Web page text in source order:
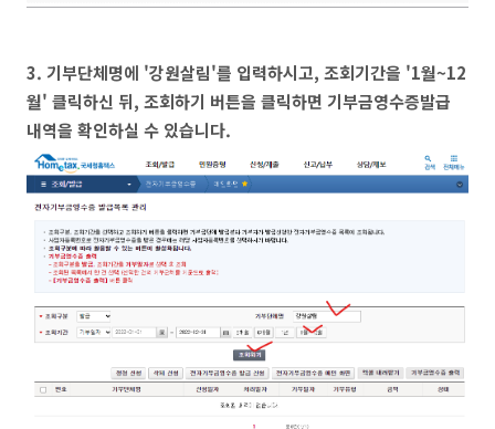
3. 기부단체명에 '강원살림'를 입력하시고, 조회기간을 '1월~12
월' 클릭하신 뒤, 조회하기 버튼을 클릭하면 기부금영수증발급
내역을 확인하실 수 있습니다.